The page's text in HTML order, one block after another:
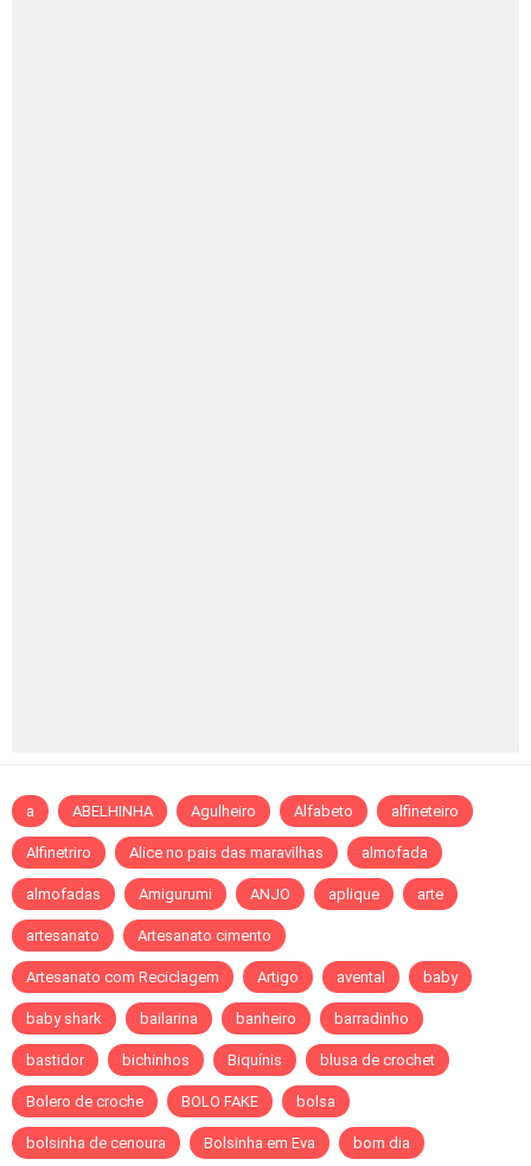
a ABELHINHA Agulheiro Alfabeto alfineteiro
Alfinetriro Alice no pais das maravilhas almofada
almofadas Amigurumi ANJO aplique arte
artesanato Artesanato cimento
Artesanato com Reciclagem Artigo avental baby
baby shark bailarina banheiro barradinho
bastidor bichinhos Biquínis blusa de crochet
Bolero de croche BOLO FAKE bolsa
bolsinha de cenoura Bolsinha em Eva bom dia